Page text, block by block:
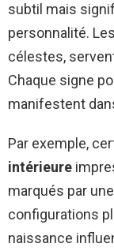
subtil mais
personnalité.
célestes,
Chaque signe
manifestent
Par exemple,
intérieure
marqués par une
configurations
naissance